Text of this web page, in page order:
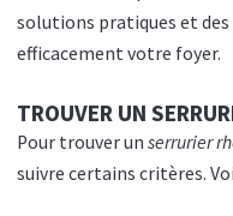
solutions pratiques et
efficacement votre foyer.
TROUVER UN
Pour trouver un serrurier
suivre certains critères.